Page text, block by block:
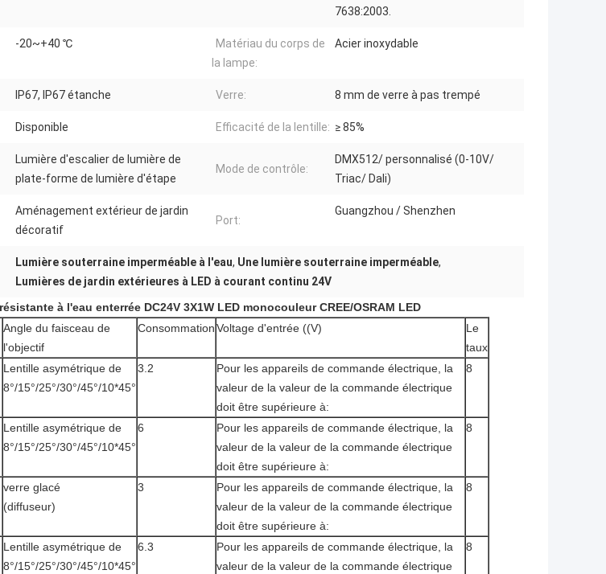
7638:2003.
-20~+40 ℃
Matériau du corps de
la lampe:
Acier inoxydable
IP67, IP67 étanche Verre: 8 mm de verre à pas trempé
Disponible Efficacité de la lentille: ≥ 85%
Lumière d'escalier de lumière de
plate-forme de lumière d'étape
Mode de contrôle:
DMX512/ personnalisé (0-10V/
Triac/ Dali)
Aménagement extérieur de jardin
décoratif
Port:
Guangzhou / Shenzhen
Lumière souterraine imperméable à l'eau, Une lumière souterraine imperméable,
Lumières de jardin extérieures à LED à courant continu 24V
à l'eau enterrée DC24V 3X1W LED monocouleur CREE/OSRAM LED
Angle du faisceau de
l'objectif
ConsommationVoltage d'entrée ((V)
Le
taux
Lentille asymétrique de
8°/15°/25°/30°/45°/10*45°
3.2
Pour les appareils de commande électrique, la
valeur de la valeur de la commande électrique
doit être supérieure à:
8
Lentille asymétrique de
8°/15°/25°/30°/45°/10*45°
6
Pour les appareils de commande électrique, la
valeur de la valeur de la commande électrique
doit être supérieure à:
8
verre glacé
(diffuseur)
3
Pour les appareils de commande électrique, la
valeur de la valeur de la commande électrique
doit être supérieure à:
8
Lentille asymétrique de
8°/15°/25°/30°/45°/10*45°
6.3
Pour les appareils de commande électrique, la
valeur de la valeur de la commande électrique
8